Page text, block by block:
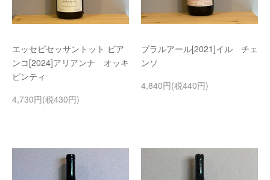
エッセピセッサントット ビア
ンコ[2024]アリアンナ オッキ
ピンティ
4,730円(税430円)
プラルアール[2021]イル チェ
ンソ
4,840円(税440円)